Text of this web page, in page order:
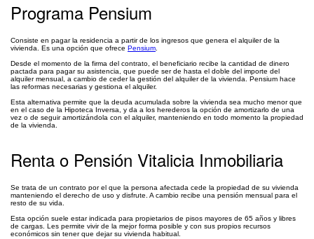
Programa Pensium
Consiste en pagar la residencia a partir de los ingresos que genera el alquiler de la
vivienda. Es una opción que ofrece Pensium.
Desde el momento de la firma del contrato, el beneficiario recibe la cantidad de dinero
pactada para pagar su asistencia, que puede ser de hasta el doble del importe del
alquiler mensual, a cambio de ceder la gestión del alquiler de la vivienda. Pensium hace
las reformas necesarias y gestiona el alquiler.
Esta alternativa permite que la deuda acumulada sobre la vivienda sea mucho menor que
en el caso de la Hipoteca Inversa, y da a los herederos la opción de amortizarlo de una
vez o de seguir amortizándola con el alquiler, manteniendo en todo momento la propiedad
de la vivienda.
Renta o Pensión Vitalicia Inmobiliaria
Se trata de un contrato por el que la persona afectada cede la propiedad de su vivienda
manteniendo el derecho de uso y disfrute. A cambio recibe una pensión mensual para el
resto de su vida.
Esta opción suele estar indicada para propietarios de pisos mayores de 65 años y libres
de cargas. Les permite vivir de la mejor forma posible y con sus propios recursos
económicos sin tener que dejar su vivienda habitual.